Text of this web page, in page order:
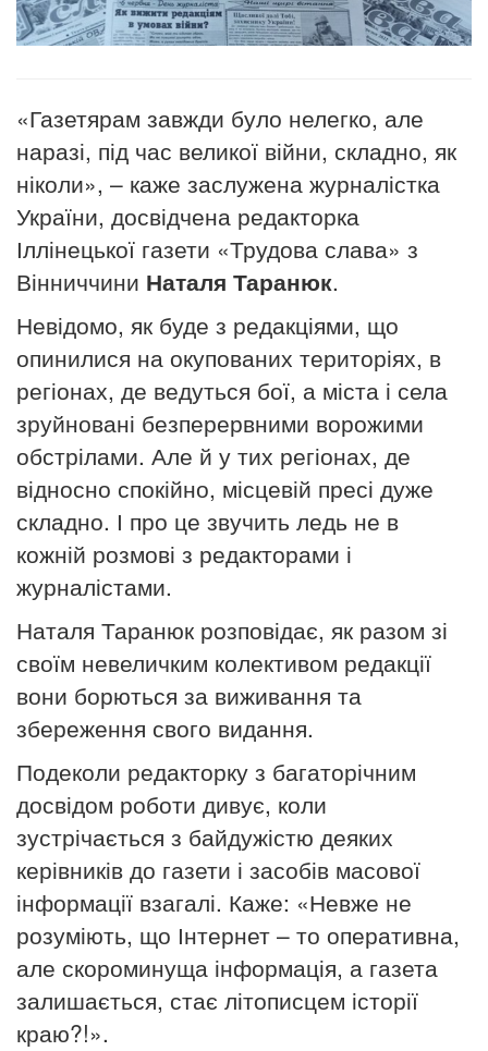
«Газетярам завжди було нелегко, але
наразі, під час великої війни, складно, як
ніколи», – каже заслужена журналістка
України, досвідчена редакторка
Іллінецької газети «Трудова слава» з
Вінниччини Наталя Таранюк.
Невідомо, як буде з редакціями, що
опинилися на окупованих територіях, в
регіонах, де ведуться бої, а міста і села
зруйновані безперервними ворожими
обстрілами. Але й у тих регіонах, де
відносно спокійно, місцевій пресі дуже
складно. І про це звучить ледь не в
кожній розмові з редакторами і
журналістами.
Наталя Таранюк розповідає, як разом зі
своїм невеличким колективом редакції
вони борються за виживання та
збереження свого видання.
Подеколи редакторку з багаторічним
досвідом роботи дивує, коли
зустрічається з байдужістю деяких
керівників до газети і засобів масової
інформації взагалі. Каже: «Невже не
розуміють, що Інтернет – то оперативна,
але скороминуща інформація, а газета
залишається, стає літописцем історії
краю?!».